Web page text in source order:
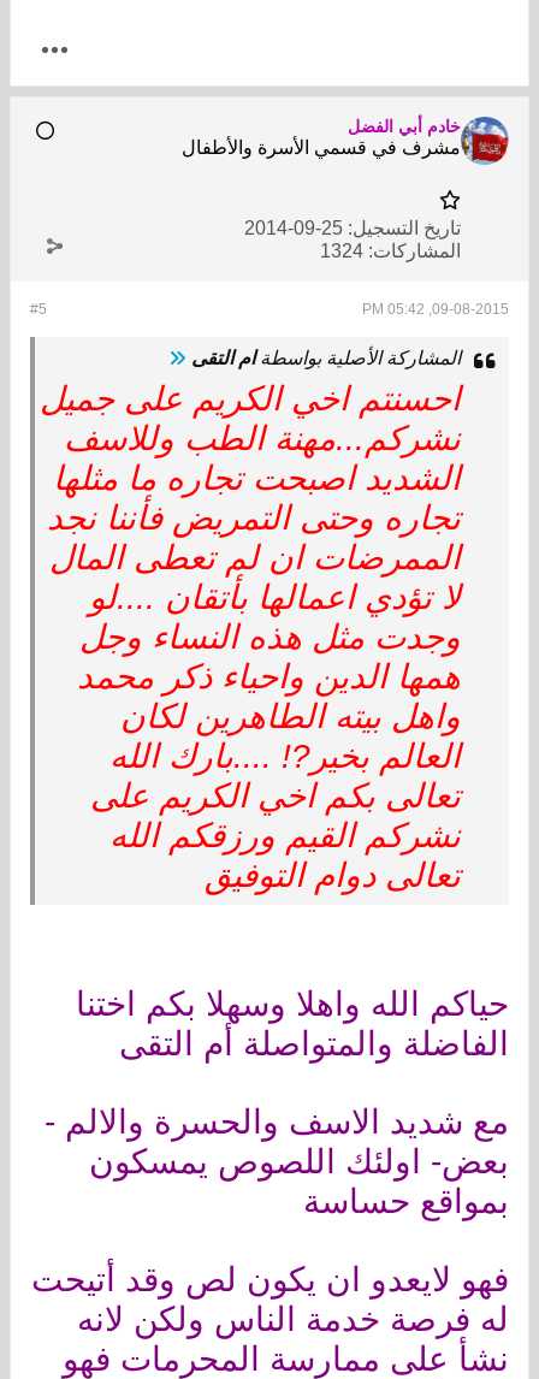
خادم أبي الفضل
مشرف في قسمي الأسرة والأطفال
تاريخ التسجيل: 25-09-2014
المشاركات: 1324
#5 09-08-2015, 05:42 PM
المشاركة الأصلية بواسطةام التقى
احسنتم اخي الكريم على جميل
نشركم...مهنة الطب وللاسف
الشديد اصبحت تجاره ما مثلها
تجاره وحتى التمريض فأننا نجد
الممرضات ان لم تعطى المال
لا تؤدي اعمالها بأتقان ....لو
وجدت مثل هذه النساء وجل
همها الدين واحياء ذكر محمد
واهل بيته الطاهرين لكان
العالم بخير?! ....بارك الله
تعالى بكم اخي الكريم على
نشركم القيم ورزقكم الله
تعالى دوام التوفيق
حياكم الله واهلا وسهلا بكم اختنا
الفاضلة والمتواصلة أم التقى
مع شديد الاسف والحسرة والالم -
بعض- اولئك اللصوص يمسكون
بمواقع حساسة
فهو لايعدو ان يكون لص وقد أتيحت
له فرصة خدمة الناس ولكن لانه
نشأ على ممارسة المحرمات فهو